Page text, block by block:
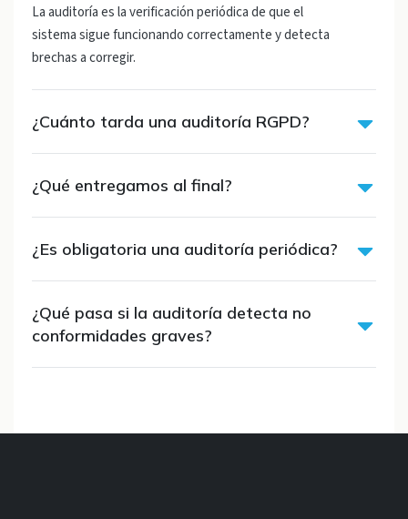
La auditoría es la verificación periódica de que el
sistema sigue funcionando correctamente y detecta
brechas a corregir.
¿Cuánto tarda una auditoría RGPD?
¿Qué entregamos al final?
¿Es obligatoria una auditoría periódica?
¿Qué pasa si la auditoría detecta no
conformidades graves?